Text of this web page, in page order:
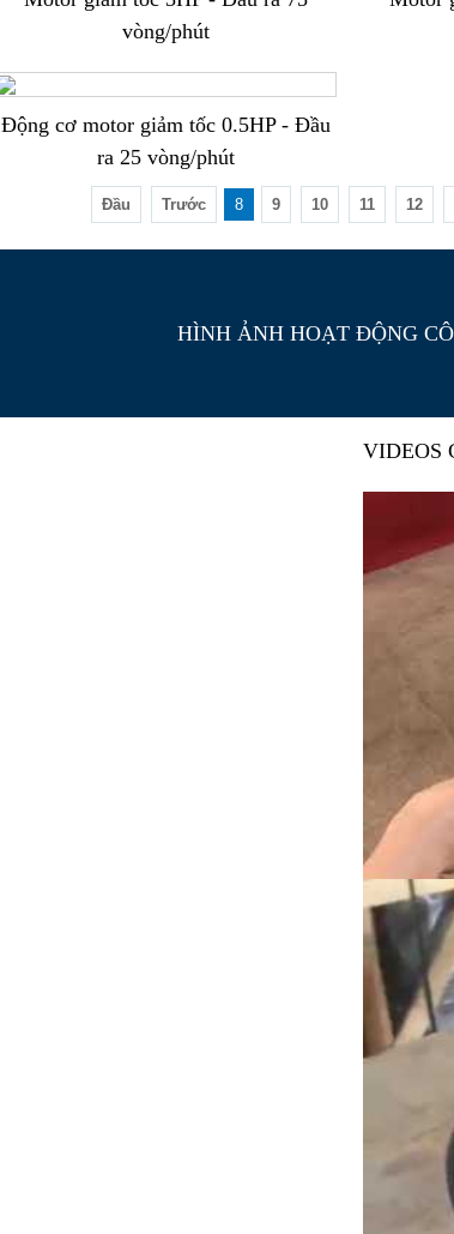
vòng/phút
Động cơ motor giảm tốc 0.5HP - Đầu
ra 25 vòng/phút
Đầu Trước 8 9 10 11 12
HÌNH ẢNH HOẠT ĐỘNG
VIDEOS